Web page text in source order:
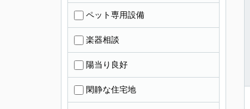
ペット専用設備
楽器相談
陽当り良好
閑静な住宅地